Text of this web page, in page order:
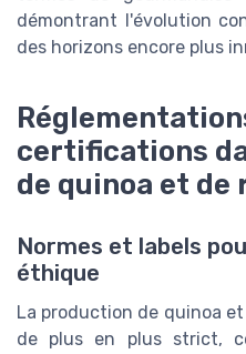
démontrant l'évolution
des horizons encore plus
certifications
de quinoa et de
Normes et labels
éthique
La production de quinoa
de plus en plus strict,